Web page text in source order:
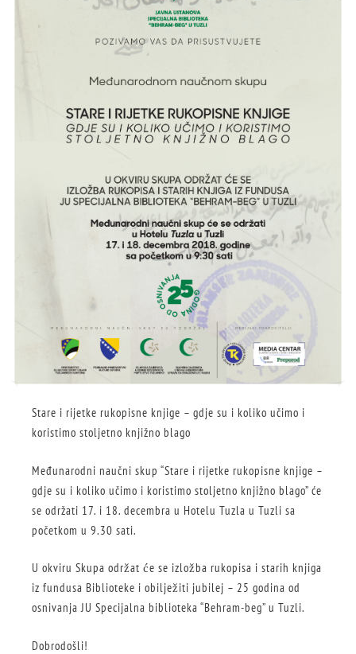
Stare i rijetke rukopisne knjige – gdje su i koliko učimo i
koristimo stoljetno knjižno blago
Međunarodni naučni skup “Stare i rijetke rukopisne knjige –
gdje su i koliko učimo i koristimo stoljetno knjižno blago” će
se održati 17. i 18. decembra u Hotelu Tuzla u Tuzli sa
početkom u 9.30 sati.
U okviru Skupa održat će se izložba rukopisa i starih knjiga
iz fundusa Biblioteke i obilježiti jubilej – 25 godina od
osnivanja JU Specijalna biblioteka “Behram-beg” u Tuzli.
Dobrodošli!